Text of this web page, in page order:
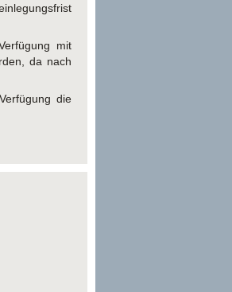
mit
da nach
die